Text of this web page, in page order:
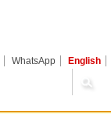
WhatsApp English